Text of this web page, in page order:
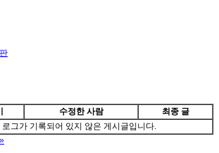
수정한 사람
최종 글
로그가 기록되어 있지 않은 게시글입니다.